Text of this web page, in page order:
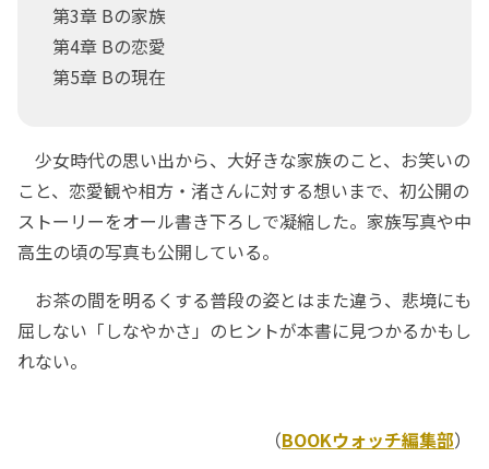
第3章 Bの家族
第4章 Bの恋愛
第5章 Bの現在
少女時代の思い出から、大好きな家族のこと、お笑いの
こと、恋愛観や相方・渚さんに対する想いまで、初公開の
ストーリーをオール書き下ろしで凝縮した。家族写真や中
高生の頃の写真も公開している。
お茶の間を明るくする普段の姿とはまた違う、悲境にも
屈しない「しなやかさ」のヒントが本書に見つかるかもし
れない。
（BOOKウォッチ編集部）